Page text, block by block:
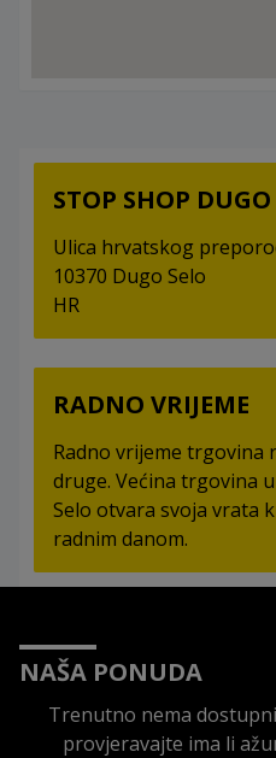
STOP SHOP DUGO
Ulica hrvatskog
10370 Dugo Selo
HR
RADNO VRIJEME
Radno vrijeme trgovina
druge. Većina trgovina
Selo otvara svoja vrata
radnim danom.
NAŠA PONUDA
Trenutno nema
provjeravajte ima li